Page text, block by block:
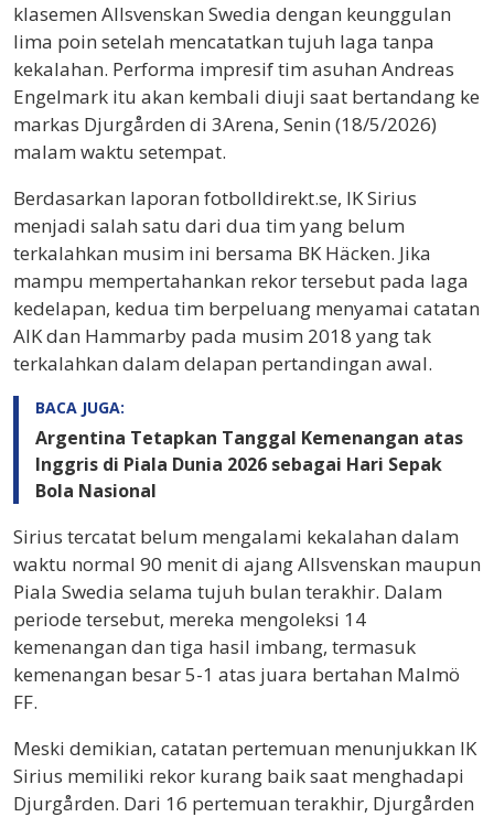
klasemen Allsvenskan Swedia dengan keunggulan
lima poin setelah mencatatkan tujuh laga tanpa
kekalahan. Performa impresif tim asuhan Andreas
Engelmark itu akan kembali diuji saat bertandang ke
markas Djurgården di 3Arena, Senin (18/5/2026)
malam waktu setempat.
Berdasarkan laporan fotbolldirekt.se, IK Sirius
menjadi salah satu dari dua tim yang belum
terkalahkan musim ini bersama BK Häcken. Jika
mampu mempertahankan rekor tersebut pada laga
kedelapan, kedua tim berpeluang menyamai catatan
AIK dan Hammarby pada musim 2018 yang tak
terkalahkan dalam delapan pertandingan awal.
BACA JUGA:
Argentina Tetapkan Tanggal Kemenangan atas
Inggris di Piala Dunia 2026 sebagai Hari Sepak
Bola Nasional
Sirius tercatat belum mengalami kekalahan dalam
waktu normal 90 menit di ajang Allsvenskan maupun
Piala Swedia selama tujuh bulan terakhir. Dalam
periode tersebut, mereka mengoleksi 14
kemenangan dan tiga hasil imbang, termasuk
kemenangan besar 5-1 atas juara bertahan Malmö
FF.
Meski demikian, catatan pertemuan menunjukkan IK
Sirius memiliki rekor kurang baik saat menghadapi
Djurgården. Dari 16 pertemuan terakhir, Djurgården